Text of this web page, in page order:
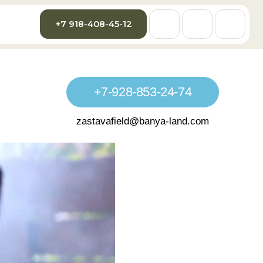
918-408-45-12
zastavafield@banya-land.com
+7-928-853-24-74